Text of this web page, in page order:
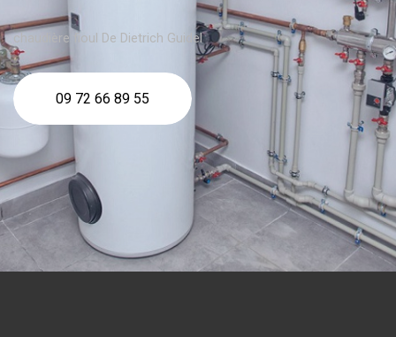
chaudière fioul De Dietrich Guidel
09 72 66 89 55